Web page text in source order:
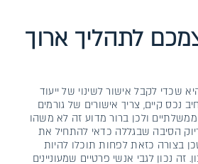
לתהליך ארוך
שכדי לקבל אישור לשינוי של ייעוד
נכס קיים, צריך אישורים של גורמים
ממשלתיים ולכן ברור מדוע זה לא משהו
הסיבה שבגללה כדאי להתחיל את
בצורה כזאת לפחות תוכלו להיות
זה נכון לגבי אנשי פרטיים שמעוניינים